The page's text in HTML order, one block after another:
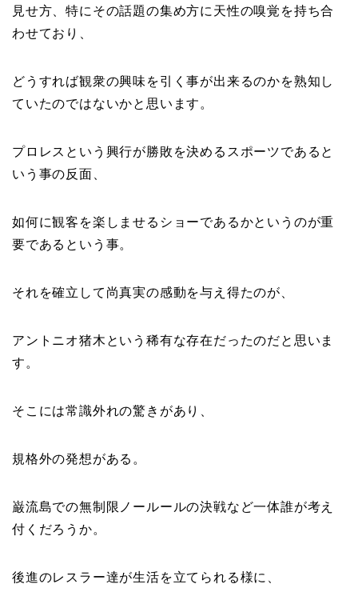
見せ方、特にその話題の集め方に天性の嗅覚を持ち合
わせており、
どうすれば観衆の興味を引く事が出来るのかを熟知し
ていたのではないかと思います。
プロレスという興行が勝敗を決めるスポーツであると
いう事の反面、
如何に観客を楽しませるショーであるかというのが重
要であるという事。
それを確立して尚真実の感動を与え得たのが、
アントニオ猪木という稀有な存在だったのだと思いま
す。
そこには常識外れの驚きがあり、
規格外の発想がある。
巌流島での無制限ノールールの決戦など一体誰が考え
付くだろうか。
後進のレスラー達が生活を立てられる様に、